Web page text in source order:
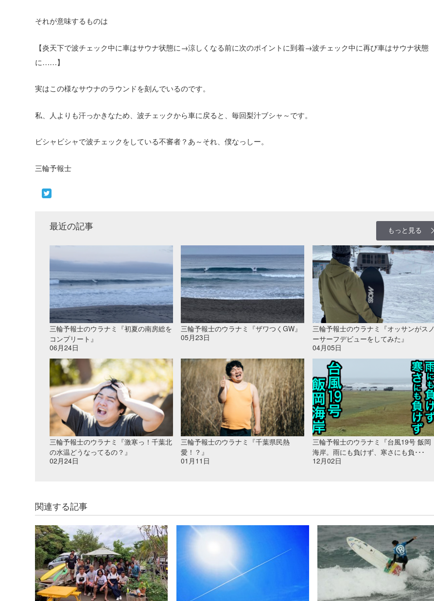
それが意味するものは
【炎天下で波チェック中に車はサウナ状態に→涼しくなる前に次のポイントに到着→波チェック中に再び車はサウナ状態
に……】
実はこの様なサウナのラウンドを刻んでいるのです。
私、人よりも汗っかきなため、波チェックから車に戻ると、毎回梨汁ブシャ～です。
ビシャビシャで波チェックをしている不審者？あ～それ、僕なっしー。
三輪予報士
最近の記事 もっと見る
三輪予報士のウラナミ『初夏の南房総を
コンプリート』
06月24日
三輪予報士のウラナミ『ザワつくGW』
05月23日
三輪予報士のウラナミ『オッサンがスノ
ーサーフデビューをしてみた』
04月05日
三輪予報士のウラナミ『激寒っ！千葉北
の水温どうなってるの？』
02月24日
三輪予報士のウラナミ『千葉県民熱
愛！？』
01月11日
三輪予報士のウラナミ『台風19号 飯岡
海岸。雨にも負けず、寒さにも負･･･
12月02日
関連する記事